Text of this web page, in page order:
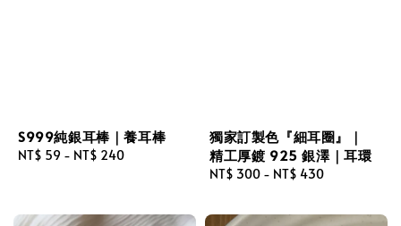
S999純銀耳棒｜養耳棒
Regular
NT$ 59 - NT$ 240
獨家訂製色『細耳圈』｜
精工厚鍍 925 銀澤｜耳環
Regular
NT$ 300 - NT$ 430